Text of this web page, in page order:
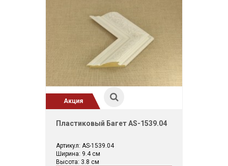
Акция
Пластиковый Багет AS-1539.04
Артикул: AS-1539.04
Ширина: 9.4 см
Высота: 3.8 см